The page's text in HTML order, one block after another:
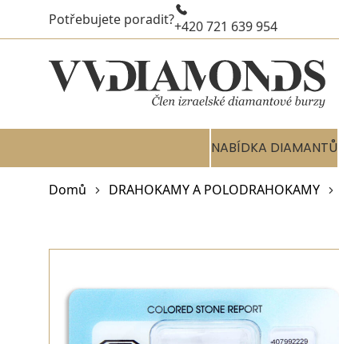
Potřebujete poradit?+420 721 639 954
NABÍDKA DIAMANTŮ
Domů DRAHOKAMY A POLODRAHOKAMY